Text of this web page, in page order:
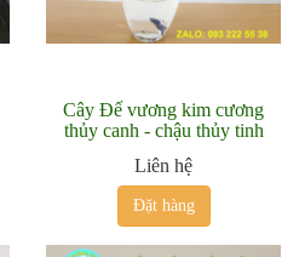
Cây Đế vương kim cương
thủy canh - chậu thủy tinh
Liên hệ
Đặt hàng